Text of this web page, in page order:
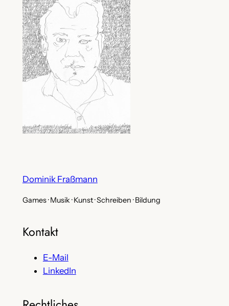
Dominik Fraßmann
Games · Musik · Kunst · Schreiben · Bildung
Kontakt
E-Mail
LinkedIn